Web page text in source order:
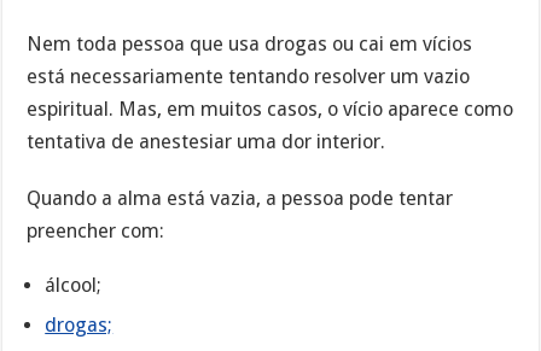
Nem toda pessoa que usa drogas ou cai em vícios
está necessariamente tentando resolver um vazio
espiritual. Mas, em muitos casos, o vício aparece como
tentativa de anestesiar uma dor interior.
Quando a alma está vazia, a pessoa pode tentar
preencher com:
álcool;
drogas;